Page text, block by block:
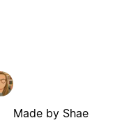
Made by Shae